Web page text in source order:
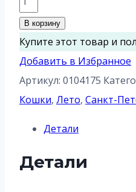
товара
Ангельское
терпение
В корзину
Купите этот товар и
Добавить в Избранное
Артикул: 0104175
Кошки, Лето, Санкт-
Детали
Детали